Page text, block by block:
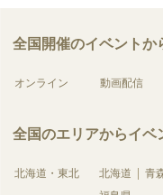
全国開催のイベントか
オンライン 動画配信
全国のエリアからイベ
北海道・東北 北海道 青